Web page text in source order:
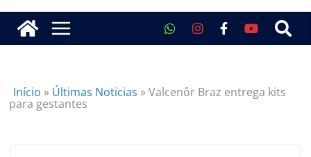
Início » Últimas Noticias »Valcenôr Braz entrega kits
para gestantes